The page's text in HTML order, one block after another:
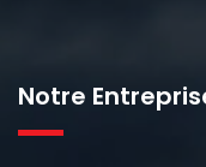
Notre